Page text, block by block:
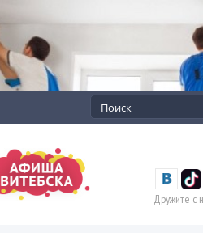
Дружите с